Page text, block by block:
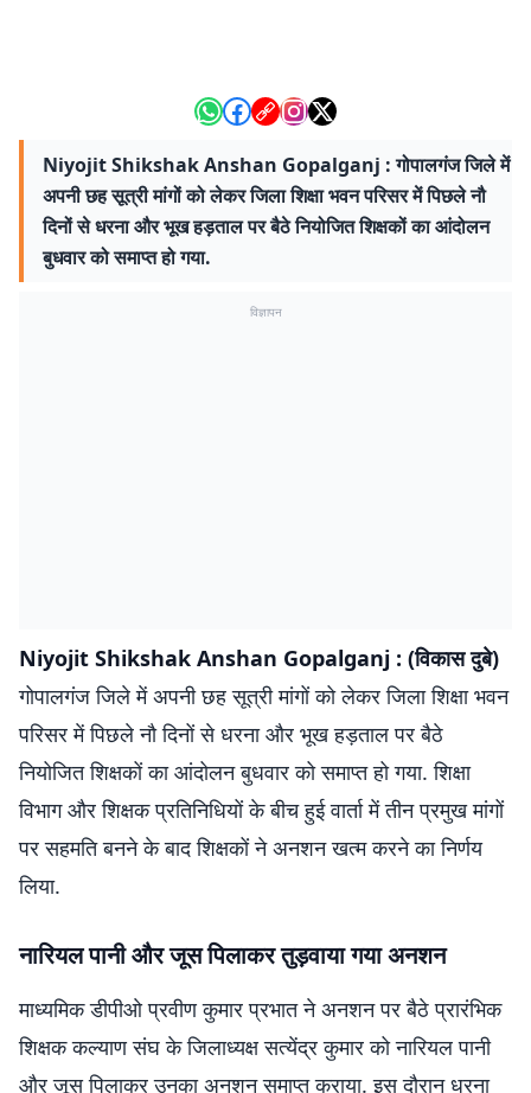
Niyojit Shikshak Anshan Gopalganj : गोपालगंज जिले में
अपनी छह सूत्री मांगों को लेकर जिला शिक्षा भवन परिसर में पिछले नौ
दिनों से धरना और भूख हड़ताल पर बैठे नियोजित शिक्षकों का आंदोलन
बुधवार को समाप्त हो गया.
विज्ञापन
Niyojit Shikshak Anshan Gopalganj : (विकास दुबे)
गोपालगंज जिले में अपनी छह सूत्री मांगों को लेकर जिला शिक्षा भवन
परिसर में पिछले नौ दिनों से धरना और भूख हड़ताल पर बैठे
नियोजित शिक्षकों का आंदोलन बुधवार को समाप्त हो गया. शिक्षा
विभाग और शिक्षक प्रतिनिधियों के बीच हुई वार्ता में तीन प्रमुख मांगों
पर सहमति बनने के बाद शिक्षकों ने अनशन खत्म करने का निर्णय
लिया.
नारियल पानी और जूस पिलाकर तुड़वाया गया अनशन
माध्यमिक डीपीओ प्रवीण कुमार प्रभात ने अनशन पर बैठे प्रारंभिक
शिक्षक कल्याण संघ के जिलाध्यक्ष सत्येंद्र कुमार को नारियल पानी
और जूस पिलाकर उनका अनशन समाप्त कराया. इस दौरान धरना